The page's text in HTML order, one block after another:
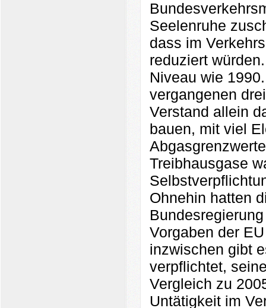
Seelenruhe
dass im
reduziert
Niveau wie
vergangenen
Verstand allein
bauen, mit viel
Treibhausgase
Ohnehin hatten
Vorgaben der
inzwischen gibt
verpflichtet,
Vergleich zu
Untätigkeit im